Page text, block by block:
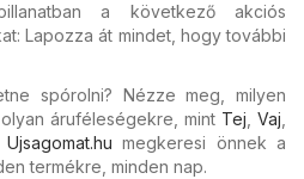
a következő akciós
Lapozza át mindet, hogy további
spórolni? Nézze meg, milyen
áruféleségekre, mint Tej Vaj
Ujsagomat.hu megkeresi önnek a
termékre, minden nap.